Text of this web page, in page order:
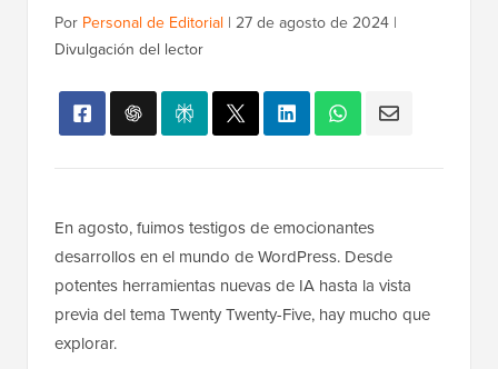
Por Personal de Editorial | 27 de agosto de 2024 |
Divulgación del lector
En agosto, fuimos testigos de emocionantes
desarrollos en el mundo de WordPress. Desde
potentes herramientas nuevas de IA hasta la vista
previa del tema Twenty Twenty-Five, hay mucho que
explorar.